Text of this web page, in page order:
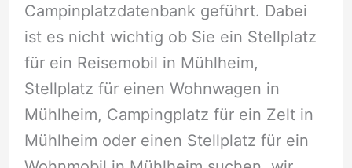
Campinplatzdatenbank geführt. Dabei
ist es nicht wichtig ob Sie ein Stellplatz
für ein Reisemobil in Mühlheim,
Stellplatz für einen Wohnwagen in
Mühlheim, Campingplatz für ein Zelt in
Mühlheim oder einen Stellplatz für ein